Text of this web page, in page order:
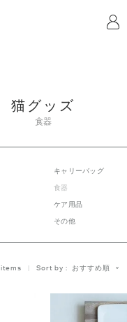
猫グッズ
食器
キャリーバッグ
食器
ケア用品
その他
items Sort by おすすめ順